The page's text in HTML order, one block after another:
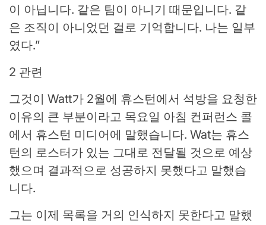
이 아닙니다. 같은 팀이 아니기 때문입니다. 같
은 조직이 아니었던 걸로 기억합니다. 나는 일부
였다.”
2 관련
그것이 Watt가 2월에 휴스턴에서 석방을 요청한
이유의 큰 부분이라고 목요일 아침 컨퍼런스 콜
에서 휴스턴 미디어에 말했습니다. Wat는 휴스
턴의 로스터가 있는 그대로 전달될 것으로 예상
했으며 결과적으로 성공하지 못했다고 말했습
니다.
그는 이제 목록을 거의 인식하지 못한다고 말했